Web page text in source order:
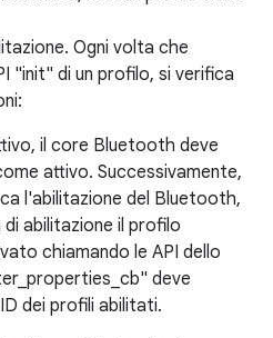
Ogni volta che
"init" di un profilo, si verifica
il core Bluetooth deve
attivo. Successivamente,
l'abilitazione del Bluetooth,
abilitazione il profilo
chiamando le API dello
deve
dei profili abilitati.